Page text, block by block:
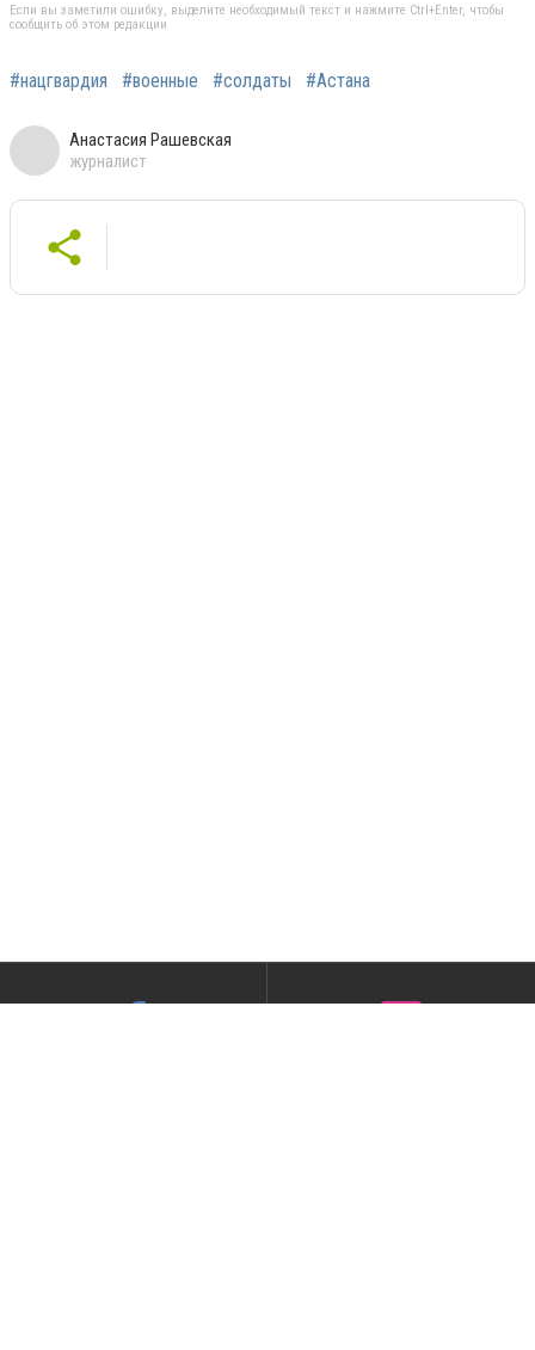
Если вы заметили ошибку, выделите необходимый текст и нажмите Ctrl+Enter, чтобы
сообщить об этом редакции
#нацгвардия #военные #солдаты #Астана
Анастасия Рашевская
журналист